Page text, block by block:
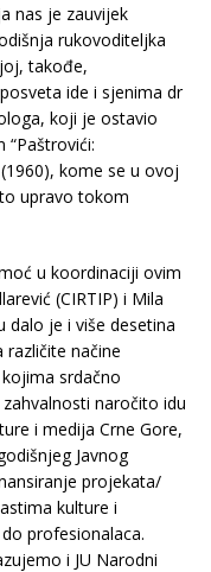
nas je zauvijek
rukovoditeljka
takođe,
ide i sjenima dr
koji je ostavio
kome se u ovoj
upravo tokom
u koordinaciji ovim
(CIRTIP) i Mila
dalo je i više desetina
različite načine
srdačno
naročito idu
i medija Crne Gore,
Javnog
projekata/
kulture i
profesionalaca.
i JU Narodni